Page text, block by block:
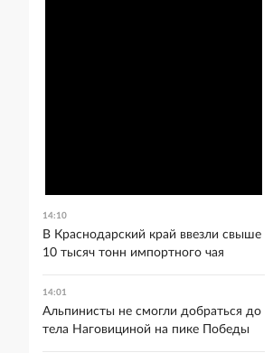
14:10
В Краснодарский край ввезли свыше
10 тысяч тонн импортного чая
14:01
Альпинисты не смогли добраться до
тела Наговициной на пике Победы